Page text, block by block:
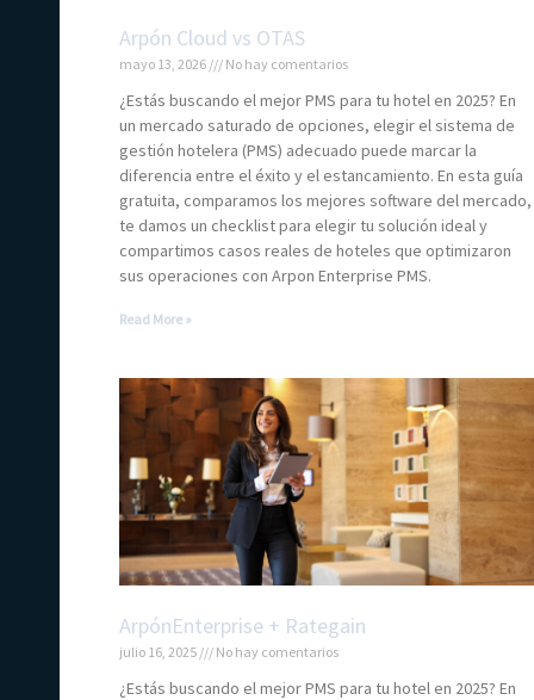
Arpón Cloud vs OTAS
mayo 13, 2026 No hay comentarios
¿Estás buscando el mejor PMS para tu hotel en 2025? En
un mercado saturado de opciones, elegir el sistema de
gestión hotelera (PMS) adecuado puede marcar la
diferencia entre el éxito y el estancamiento. En esta guía
gratuita, comparamos los mejores software del mercado,
te damos un checklist para elegir tu solución ideal y
compartimos casos reales de hoteles que optimizaron
sus operaciones con Arpon Enterprise PMS.
Read More »
ArpónEnterprise + Rategain
julio 16, 2025 No hay comentarios
¿Estás buscando el mejor PMS para tu hotel en 2025? En